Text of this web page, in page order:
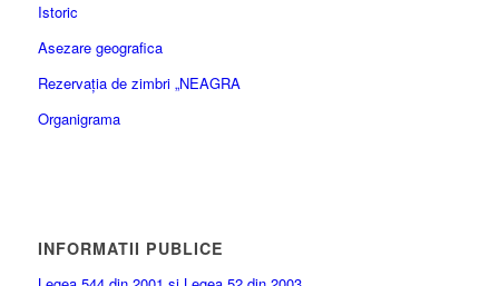
Istoric
Asezare geografica
Rezervația de zimbri „NEAGRA
Organigrama
INFORMATII PUBLICE